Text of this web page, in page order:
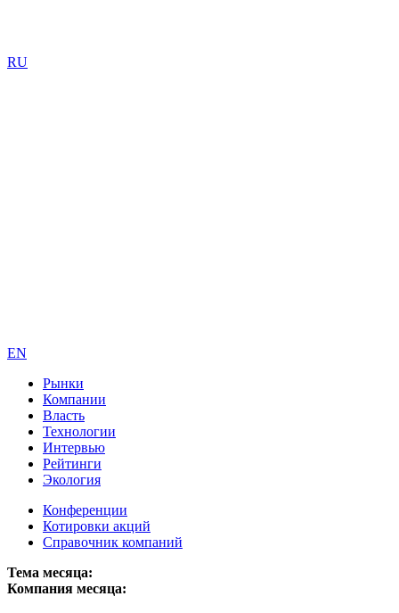
RU
EN
Рынки
Компании
Власть
Технологии
Интервью
Рейтинги
Экология
Конференции
Котировки акций
Справочник компаний
Тема месяца:
Компания месяца: